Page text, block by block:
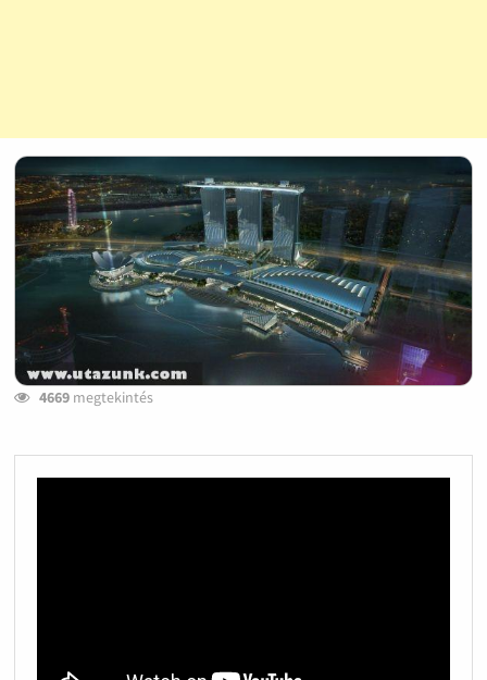
4669megtekintés